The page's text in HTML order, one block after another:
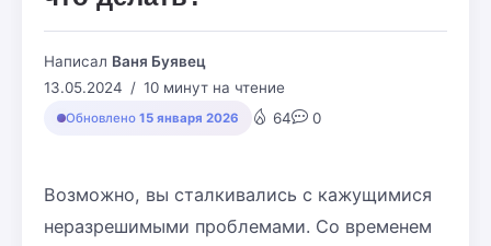
Написал Ваня Буявец
13.05.2024
10 минут на чтение
Обновлено 15 января 2026 64 0
Возможно, вы сталкивались с кажущимися
неразрешимыми проблемами. Со временем